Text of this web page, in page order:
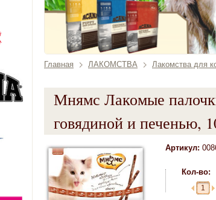
Главная ЛАКОМСТВА Лакомства для
Мнямс Лакомые
говядиной и печенью,
Артикул:
Кол-во: